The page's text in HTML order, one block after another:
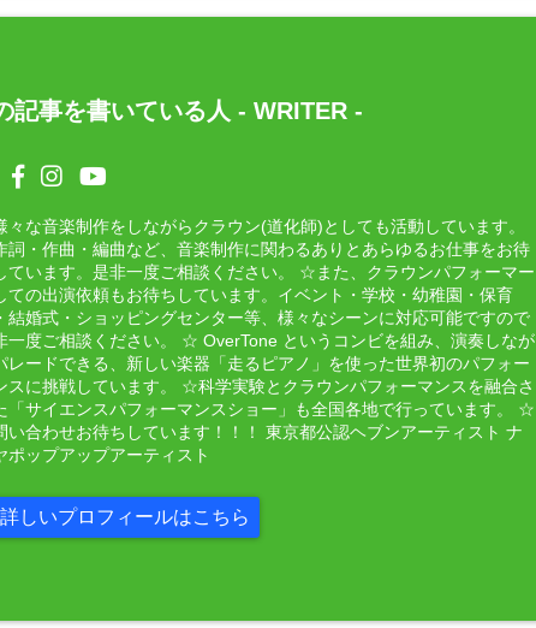
記事を書いている人 - WRITER -
な音楽制作をしながらクラウン(道化師)としても活動しています。
・作曲・編曲など、音楽制作に関わるありとあらゆるお仕事をお待
ています。是非一度ご相談ください。 ☆また、クラウンパフォーマー
ての出演依頼もお待ちしています。イベント・学校・幼稚園・保育
結婚式・ショッピングセンター等、様々なシーンに対応可能ですので
一度ご相談ください。 ☆ OverTone というコンビを組み、演奏しなが
レードできる、新しい楽器「走るピアノ」を使った世界初のパフォー
スに挑戦しています。 ☆科学実験とクラウンパフォーマンスを融合さ
「サイエンスパフォーマンスショー」も全国各地で行っています。 ☆
い合わせお待ちしています！！！ 東京都公認ヘブンアーティスト ナ
ポップアップアーティスト
詳しいプロフィールはこちら